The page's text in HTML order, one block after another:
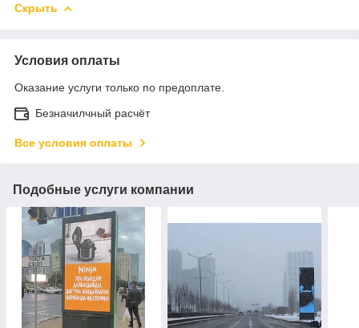
Скрыть
Условия оплаты
Оказание услуги только по предоплате.
Безначилчный расчёт
Все условия оплаты
Подобные услуги компании